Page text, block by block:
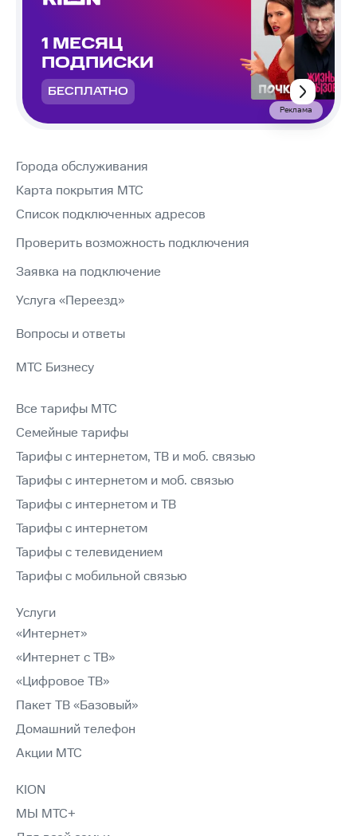
1 МЕСЯЦ
ПОДПИСКИ
БЕСПЛАТНО
Реклама
Города обслуживания
Карта покрытия МТС
Список подключенных адресов
Проверить возможность подключения
Заявка на подключение
Услуга «Переезд»
Вопросы и ответы
МТС Бизнесу
Все тарифы МТС
Семейные тарифы
Тарифы с интернетом, ТВ и моб. связью
Тарифы с интернетом и моб. связью
Тарифы с интернетом и ТВ
Тарифы с интернетом
Тарифы с телевидением
Тарифы с мобильной связью
Услуги
«Интернет»
«Интернет с ТВ»
«Цифровое ТВ»
Пакет ТВ «Базовый»
Домашний телефон
Акции МТС
KION
МЫ МТС+